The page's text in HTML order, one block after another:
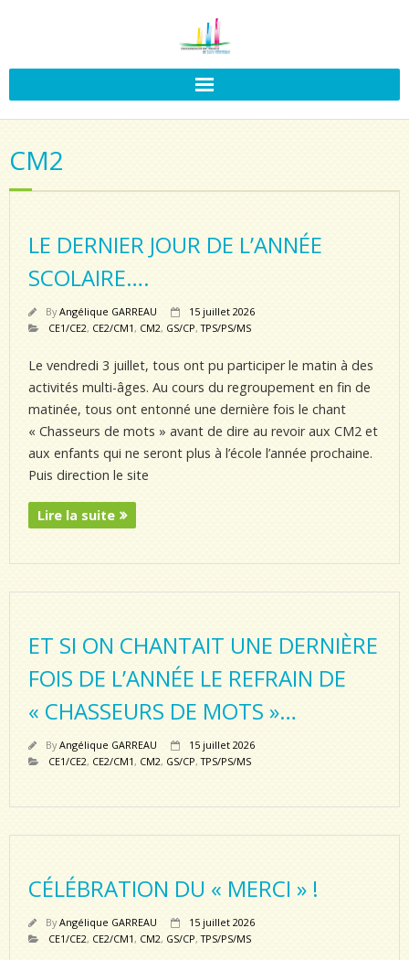
CM2
LE DERNIER JOUR DE L’ANNÉE
SCOLAIRE….
ByAngélique GARREAU
15 juillet 2026
CE1/CE2, CE2/CM1, CM2, GS/CP,TPS/PS/MS
Le vendredi 3 juillet, tous ont pu participer le matin à des
activités multi-âges. Au cours du regroupement en fin de
matinée, tous ont entonné une dernière fois le chant
« Chasseurs de mots » avant de dire au revoir aux CM2 et
aux enfants qui ne seront plus à l’école l’année prochaine.
Puis direction le site
Lire la suite
ET SI ON CHANTAIT UNE DERNIÈRE
FOIS DE L’ANNÉE LE REFRAIN DE
« CHASSEURS DE MOTS »…
ByAngélique GARREAU
15 juillet 2026
CE1/CE2, CE2/CM1, CM2, GS/CP,TPS/PS/MS
CÉLÉBRATION DU « MERCI » !
ByAngélique GARREAU
15 juillet 2026
CE1/CE2, CE2/CM1, CM2, GS/CP,TPS/PS/MS